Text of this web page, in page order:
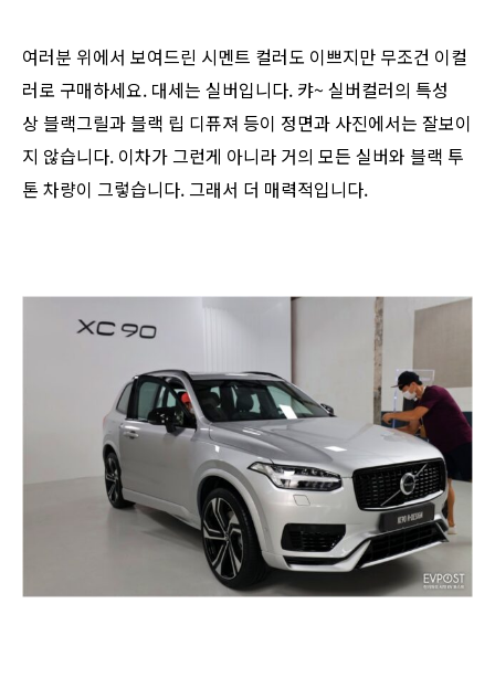
여러분 위에서 보여드린 시멘트 컬러도 이쁘지만 무조건 이컬
러로 구매하세요. 대세는 실버입니다. 캬~ 실버컬러의 특성
상 블랙그릴과 블랙 립 디퓨져 등이 정면과 사진에서는 잘보이
지 않습니다. 이차가 그런게 아니라 거의 모든 실버와 블랙 투
톤 차량이 그렇습니다. 그래서 더 매력적입니다.